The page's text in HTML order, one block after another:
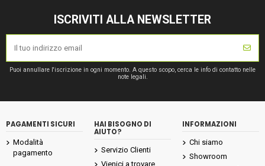
ISCRIVITI ALLA NEWSLETTER
Puoi annullare l'iscrizione in ogni momento. A questo scopo, cerca le info di contatto nelle
note legali.
PAGAMENTI SICURI
Modalità
pagamento
HAI BISOGNO DI
AIUTO?
Servizio Clienti
Vienici a trovare
INFORMAZIONI
Chi siamo
Showroom